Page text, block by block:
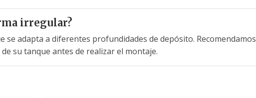
irregular?
adapta a diferentes profundidades de depósito. Recomendamos
su tanque antes de realizar el montaje.